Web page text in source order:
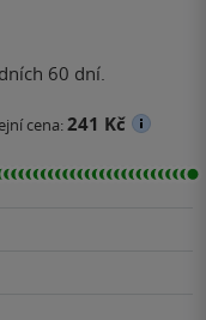
60 dní.
cena:241 Kč